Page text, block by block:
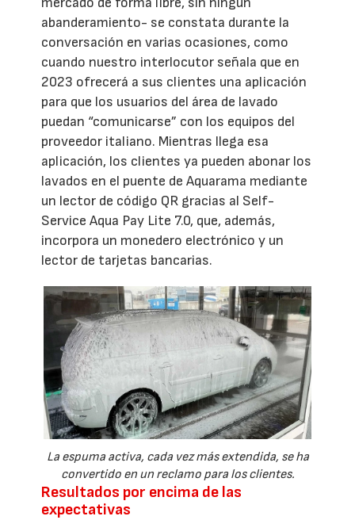
abanderamiento- se constata durante la
conversación en varias ocasiones, como
cuando nuestro interlocutor señala que en
2023 ofrecerá a sus clientes una aplicación
para que los usuarios del área de lavado
puedan “comunicarse” con los equipos del
proveedor italiano. Mientras llega esa
aplicación, los clientes ya pueden abonar los
lavados en el puente de Aquarama mediante
un lector de código QR gracias al Self-
Service Aqua Pay Lite 7.0, que, además,
incorpora un monedero electrónico y un
lector de tarjetas bancarias.
La espuma activa, cada vez más extendida, se ha
convertido en un reclamo para los clientes.
Resultados por encima de las
expectativas